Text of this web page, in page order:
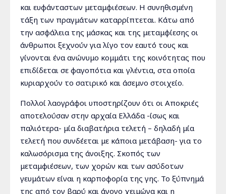
και ευφάνταστων μεταμφιέσεων. Η συνηθισμένη
τάξη των πραγμάτων καταρρίπτεται. Κάτω από
την ασφάλεια της μάσκας και της μεταμφίεσης οι
άνθρωποι ξεχνούν για λίγο τον εαυτό τους και
γίνονται ένα ανώνυμο κομμάτι της κοινότητας που
επιδίδεται σε φαγοπότια και γλέντια, στα οποία
κυριαρχούν το σατιρικό και άσεμνο στοιχείο.
Πολλοί λαογράφοι υποστηρίζουν ότι οι Αποκριές
αποτελούσαν στην αρχαία Ελλάδα -ίσως και
παλιότερα- μία διαβατήρια τελετή – δηλαδή μία
τελετή που συνδέεται με κάποια μετάβαση- για το
καλωσόρισμα της άνοιξης. Σκοπός των
μεταμφιέσεων, των χορών και των ασύδοτων
γευμάτων είναι η καρποφορία της γης. Το ξύπνημά
της από τον βαρύ και άγονο χειμώνα και η